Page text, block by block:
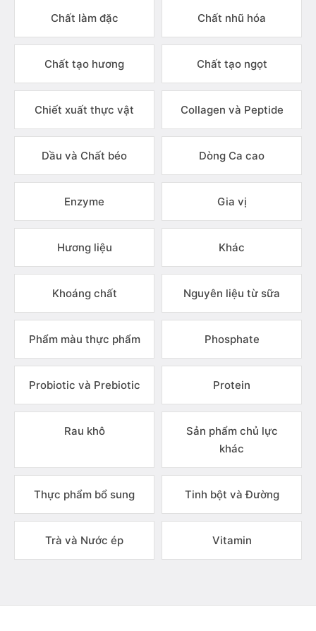
Chất làm đặc Chất nhũ hóa
Chất tạo hương Chất tạo ngọt
Chiết xuất thực vật Collagen và Peptide
Dầu và Chất béo Dòng Ca cao
Enzyme Gia vị
Hương liệu Khác
Khoáng chất Nguyên liệu từ sữa
Phẩm màu thực phẩm Phosphate
Probiotic và Prebiotic Protein
Rau khô
Sản phẩm chủ lực
khác
Thực phẩm bổ sung Tinh bột và Đường
Trà và Nước ép Vitamin